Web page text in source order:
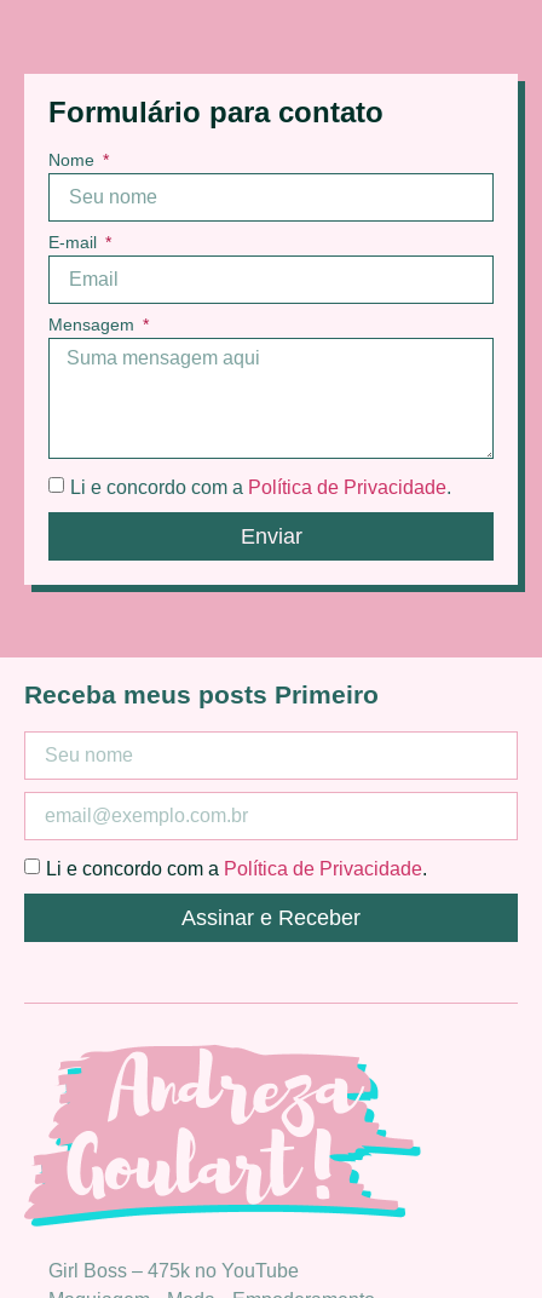
Formulário para contato
Nome
E-mail
Mensagem
Li e concordo com a Política de Privacidade.
Enviar
Girl Boss – 475k no YouTube
Receba meus posts Primeiro
Li e concordo com a Política de Privacidade.
Assinar e Receber